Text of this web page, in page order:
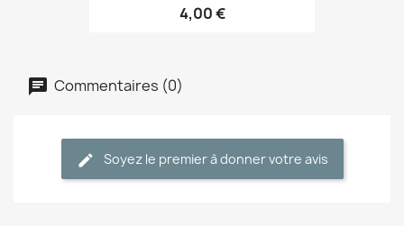
4,00 €
Commentaires (0)
Soyez le premier à donner votre avis